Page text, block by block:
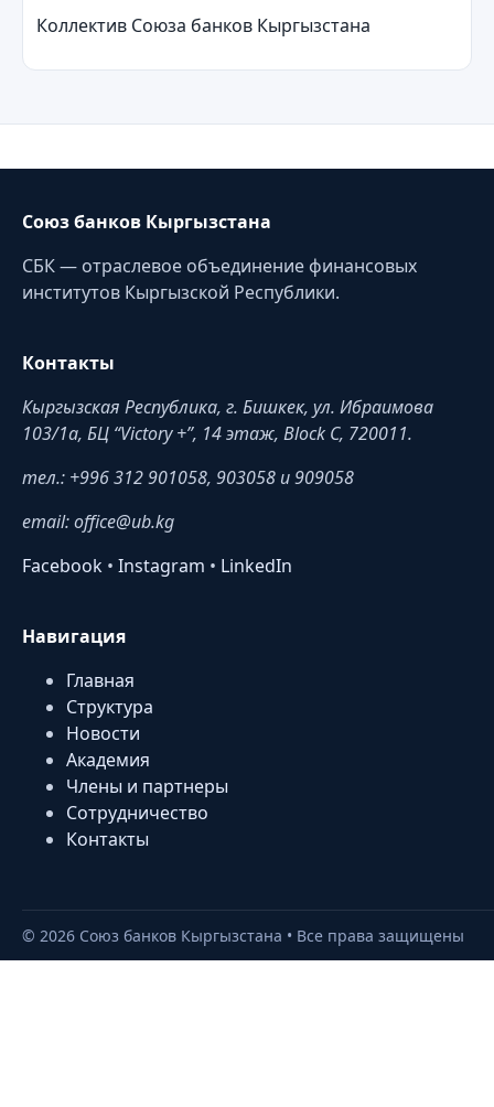
Коллектив Союза банков Кыргызстана
Союз банков Кыргызстана
СБК — отраслевое объединение финансовых
институтов Кыргызской Республики.
Контакты
Кыргызская Республика, г. Бишкек, ул. Ибраимова
103/1a, БЦ “Victory +”, 14 этаж, Block C, 720011.
тел.: +996 312 901058, 903058 и 909058
email: office@ub.kg
Facebook • Instagram • LinkedIn
Навигация
Главная
Структура
Новости
Академия
Члены и партнеры
Сотрудничество
Контакты
© 2026 Союз банков Кыргызстана • Все права защищены